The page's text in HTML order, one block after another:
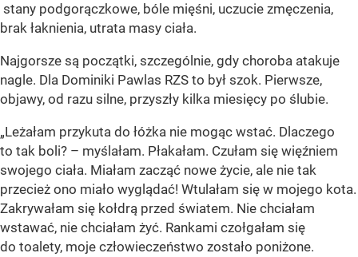
stany podgorączkowe, bóle mięśni, uczucie zmęczenia,
brak łaknienia, utrata masy ciała.
Najgorsze są początki, szczególnie, gdy choroba atakuje
nagle. Dla Dominiki Pawlas RZS to był szok. Pierwsze,
objawy, od razu silne, przyszły kilka miesięcy po ślubie.
„Leżałam przykuta do łóżka nie mogąc wstać. Dlaczego
to tak boli? – myślałam. Płakałam. Czułam się więźniem
swojego ciała. Miałam zacząć nowe życie, ale nie tak
przecież ono miało wyglądać! Wtulałam się w mojego kota.
Zakrywałam się kołdrą przed światem. Nie chciałam
wstawać, nie chciałam żyć. Rankami czołgałam się
do toalety, moje człowieczeństwo zostało poniżone.